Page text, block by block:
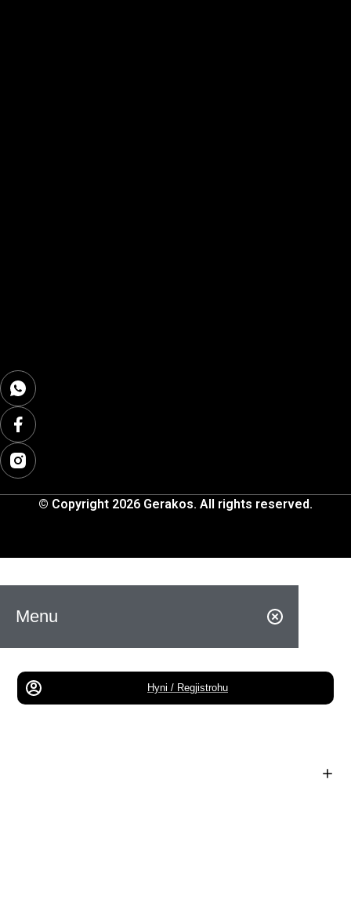
© Copyright 2026 Gerakos. All rights reserved.
Menu
Hyni / Regjistrohu